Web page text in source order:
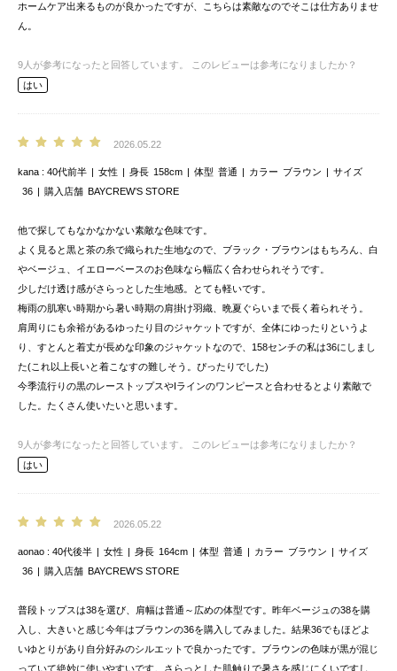
ホームケア出来るものが良かったですが、こちらは素敵なのでそこは仕方ありませ
ん。
9 人が参考になったと回答しています。
このレビューは参考になりましたか？
はい
2026.05.22
kana 40代前半 女性 身長 158cm 体型 普通 カラー ブラウン
サイズ
36
購入店舗 BAYCREW’S STORE
他で探してもなかなかない素敵な色味です。
よく見ると黒と茶の糸で織られた生地なので、ブラック・ブラウンはもちろん、白
やベージュ、イエローベースのお色味なら幅広く合わせられそうです。
少しだけ透け感がさらっとした生地感。とても軽いです。
梅雨の肌寒い時期から暑い時期の肩掛け羽織、晩夏ぐらいまで長く着られそう。
肩周りにも余裕があるゆったり目のジャケットですが、全体にゆったりというよ
り、すとんと着丈が長めな印象のジャケットなので、158センチの私は36にしまし
た(これ以上長いと着こなすの難しそう。ぴったりでした)
今季流行りの黒のレーストップスやIラインのワンピースと合わせるとより素敵で
した。たくさん使いたいと思います。
9 人が参考になったと回答しています。
このレビューは参考になりましたか？
はい
2026.05.22
aonao 40代後半 女性 身長 164cm 体型 普通 カラー ブラウン
サイズ
36
購入店舗 BAYCREW’S STORE
普段トップスは38を選び、肩幅は普通～広めの体型です。昨年ベージュの38を購
入し、大きいと感じ今年はブラウンの36を購入してみました。結果36でもほどよ
いゆとりがあり自分好みのシルエットで良かったです。ブラウンの色味が黒が混じ
っていて絶妙に使いやすいです。さらっとした肌触りで暑さを感じにくいですし、